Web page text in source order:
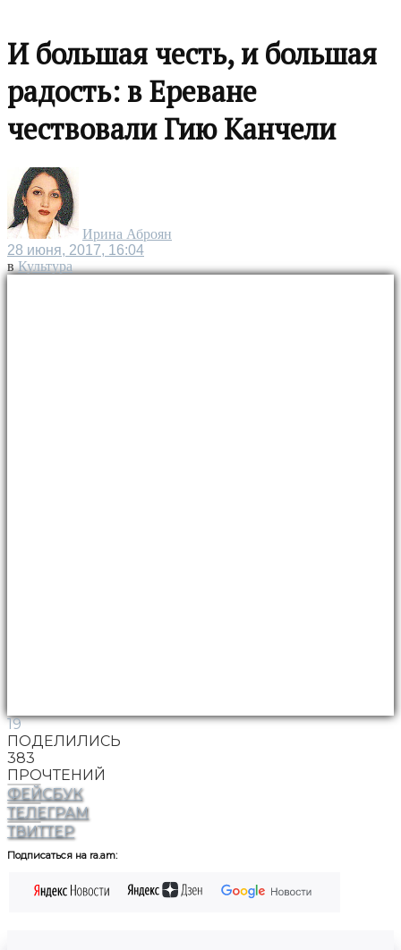
И большая честь, и большая
радость: в Ереване
чествовали Гию Канчели
Ирина Аброян
28 июня, 2017, 16:04
в Культура
19
ПОДЕЛИЛИСЬ
383
ПРОЧТЕНИЙ
ФЕЙСБУК
ТЕЛЕГРАМ
ТВИТТЕР
Подписаться на ra.am: